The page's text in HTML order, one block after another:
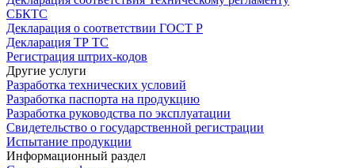
СБКТС
Декларация о соответствии ГОСТ Р
Декларация ТР ТС
Регистрация штрих-кодов
Другие услуги
Разработка технических условий
Разработка паспорта на продукцию
Разработка руководства по эксплуатации
Свидетельство о государственной регистрации
Испытание продукции
Информационный раздел